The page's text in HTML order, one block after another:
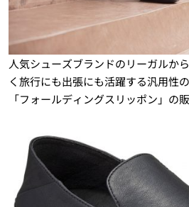
人気シューズブランドのリーガルか
く旅行にも出張にも活躍する汎用性
「フォールディングスリッポン」の